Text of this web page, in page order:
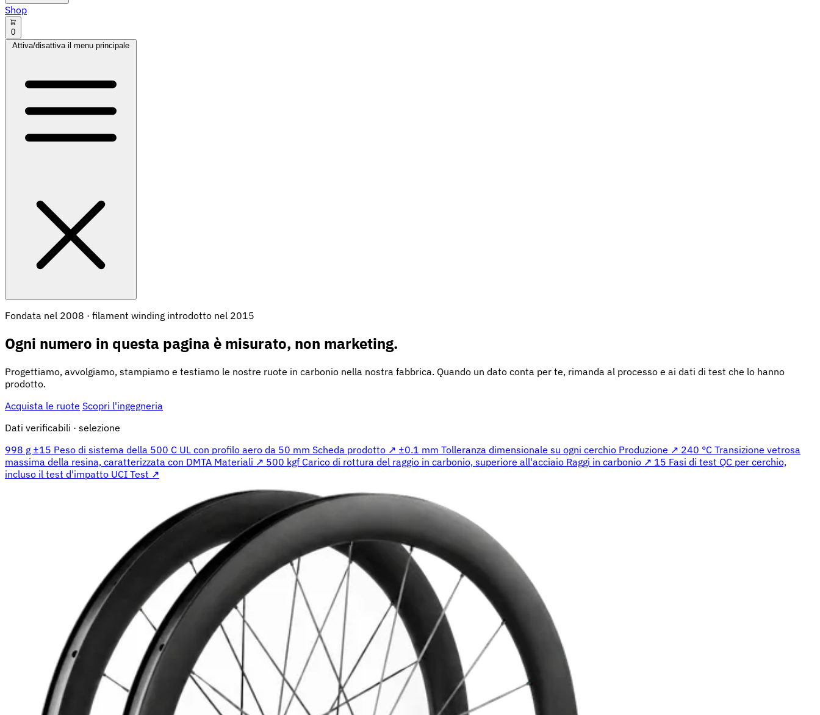
Shop
0
Attiva/disattiva il menu principale
Fondata nel 2008 · filament winding introdotto nel 2015
Ogni numero in questa pagina è misurato, non marketing.
Progettiamo, avvolgiamo, stampiamo e testiamo le nostre ruote in carbonio nella nostra fabbrica. Quando un dato conta per te, rimanda al processo e ai dati di test che lo hanno
prodotto.
Acquista le ruote Scopri l'ingegneria
Dati verificabili · selezione
998 g ±15 Peso di sistema della 500 C UL con profilo aero da 50 mm Scheda prodotto ↗ ±0.1 mm Tolleranza dimensionale su ogni cerchio Produzione ↗ 240 °C Transizione vetrosa
massima della resina, caratterizzata con DMTA Materiali ↗ 500 kgf Carico di rottura del raggio in carbonio, superiore all'acciaio Raggi in carbonio ↗ 15 Fasi di test QC per cerchio,
incluso il test d'impatto UCI Test ↗